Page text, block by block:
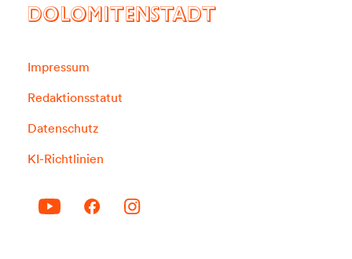
DOLOMITENSTADT
Impressum
Redaktionsstatut
Datenschutz
KI-Richtlinien